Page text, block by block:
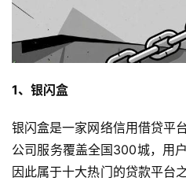
1、银闪盒
银闪盒是一家网络信用借贷平
公司服务覆盖全国300城，用
因此属于十大热门的贷款平台